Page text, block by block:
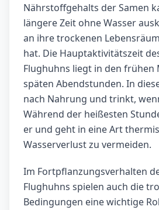
Nährstoffgehalts der Samen
längere Zeit ohne Wasser
an ihre trockenen
hat. Die Hauptaktivitätszeit
Flughuhns liegt in den frühen
späten Abendstunden. In
nach Nahrung und trinkt,
Während der heißesten
er und geht in eine Art
Wasserverlust zu vermeiden.
Im Fortpflanzungsverhalten
Flughuhns spielen auch die
Bedingungen eine wichtige